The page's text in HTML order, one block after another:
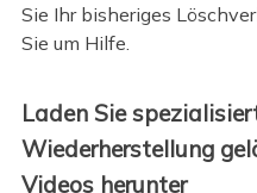
Sie Ihr bisheriges
Sie um Hilfe.
Laden Sie
Wiederherstellung
Videos herunter